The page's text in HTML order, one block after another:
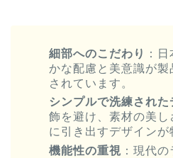
細部へのこだわり
：
かな配慮と美意識が
されています。
シンプルで洗練された
飾を避け、素材の美
に引き出すデザインが
機能性の重視 ：現代